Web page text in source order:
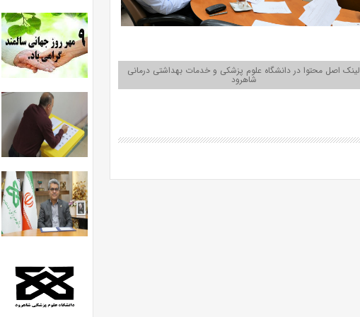
لینک اصل محتوا در دانشگاه علوم پزشکی و خدمات بهداشتی درمانی
شاهرود